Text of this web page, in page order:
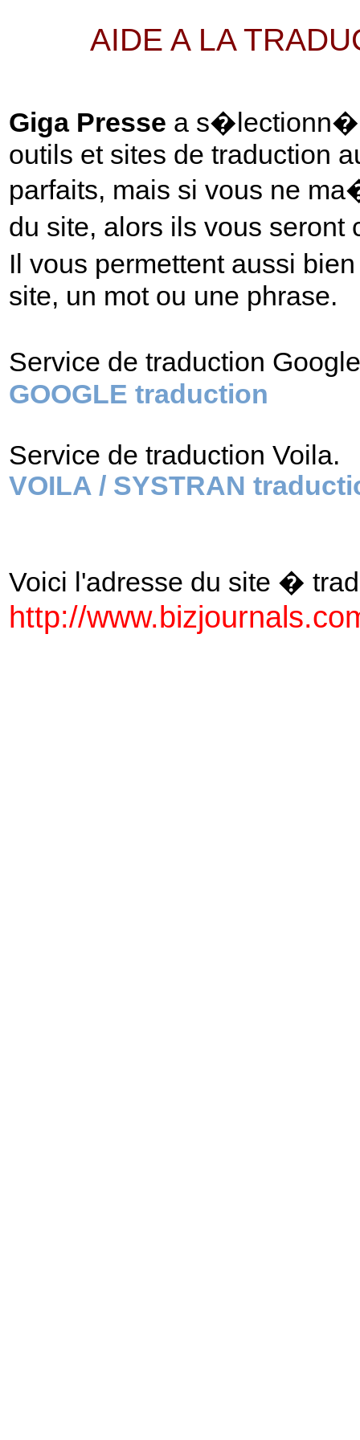
AIDE A LA
Giga Presse a s�lectionn�
outils et sites de traduction
parfaits, mais si vous ne
du site, alors ils vous
Il vous permettent aussi
site, un mot ou une phrase.
Service de traduction
GOOGLE traduction
Service de traduction Voila.
VOILA / SYSTRAN
Voici l'adresse du site �
http://